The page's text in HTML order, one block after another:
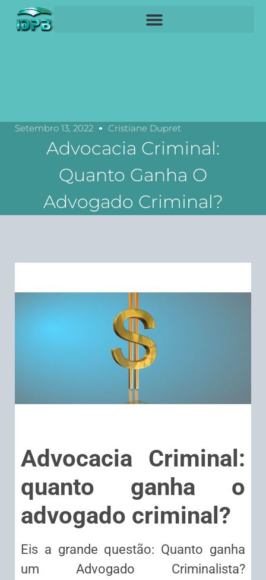
Setembro 13, 2022 Cristiane Dupret
Advocacia Criminal:
Quanto Ganha O
Advogado Criminal?
Advocacia Criminal:
quanto ganha o
advogado criminal?
Eis a grande questão: Quanto ganha
um Advogado Criminalista?